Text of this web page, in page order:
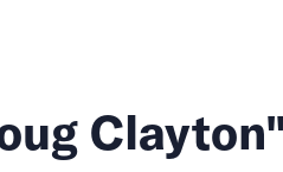
Clayton"